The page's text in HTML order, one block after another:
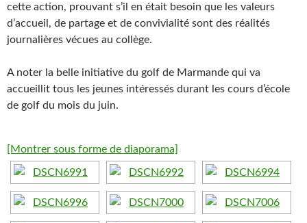
cette action, prouvant s’il en était besoin que les valeurs
d’accueil, de partage et de convivialité sont des réalités
journalières vécues au collège.
A noter la belle initiative du golf de Marmande qui va
accueillit tous les jeunes intéressés durant les cours d’école
de golf du mois du juin.
[Montrer sous forme de diaporama]